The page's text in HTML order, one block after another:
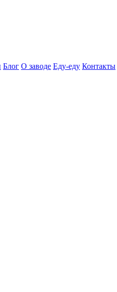
Блог О заводе Еду-еду Контакты